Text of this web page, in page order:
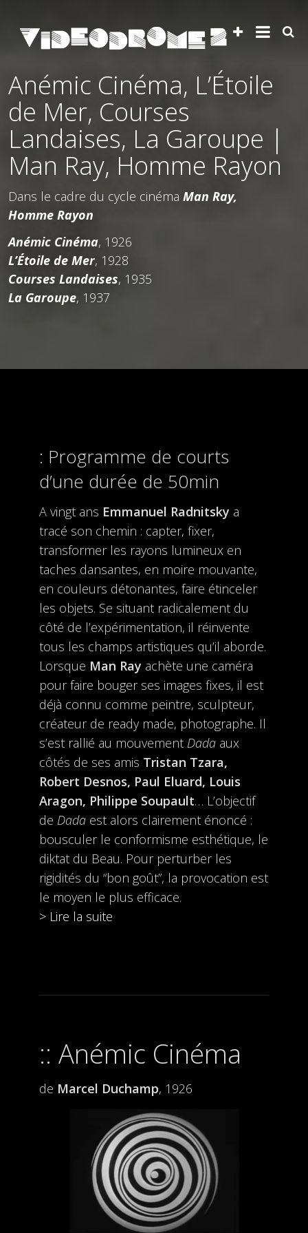
Anémic Cinéma, L’Étoile
de Mer, Courses
Landaises, La Garoupe |
Man Ray, Homme Rayon
Dans le cadre du cycle cinéma Man Ray,
Homme Rayon
Anémic Cinéma, 1926
L’Étoile de Mer, 1928
Courses Landaises, 1935
La Garoupe, 1937
Programme de courts
d’une durée de 50min
A vingt ans Emmanuel Radnitsky a
tracé son chemin : capter, fixer,
transformer les rayons lumineux en
taches dansantes, en moire mouvante,
en couleurs détonantes, faire étinceler
les objets. Se situant radicalement du
côté de l’expérimentation, il réinvente
tous les champs artistiques qu’il aborde.
Lorsque Man Ray achète une caméra
pour faire bouger ses images fixes, il est
déjà connu comme peintre, sculpteur,
créateur de ready made, photographe. Il
s’est rallié au mouvementDadaaux
côtés de ses amis Tristan Tzara,
Robert Desnos, Paul Eluard, Louis
Aragon, Philippe Soupault… L’objectif
de Dadaest alors clairement énoncé :
bousculer le conformisme esthétique, le
diktat du Beau. Pour perturber les
rigidités du “bon goût”, la provocation est
le moyen le plus efficace.
> Lire la suite
Anémic Cinéma
de Marcel Duchamp, 1926